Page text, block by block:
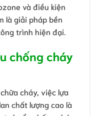
và điều kiện
là giải pháp bền
trình hiện đại.
chống cháy
cháy, việc lựa
chất lượng cao là